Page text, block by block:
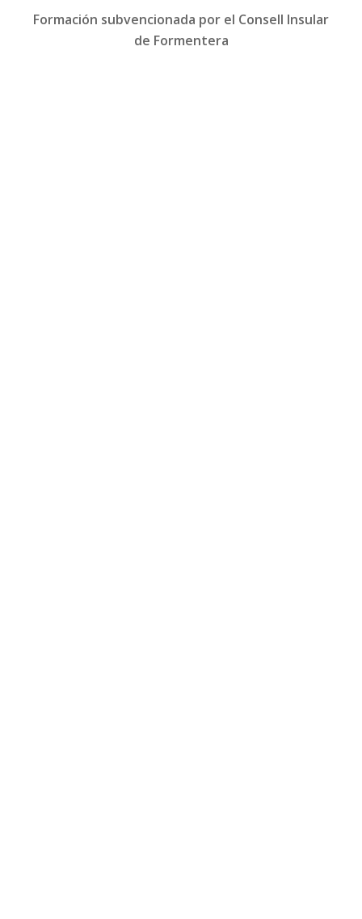
Formación subvencionada por el Consell Insular
de Formentera